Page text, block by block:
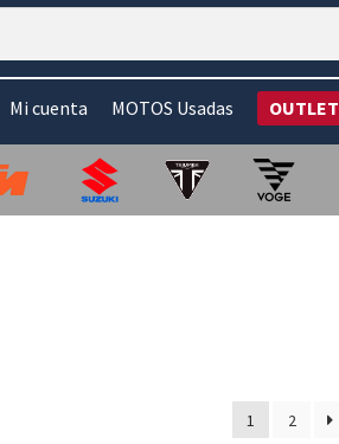
Mi cuenta MOTOS Usadas OUTLET
1 2